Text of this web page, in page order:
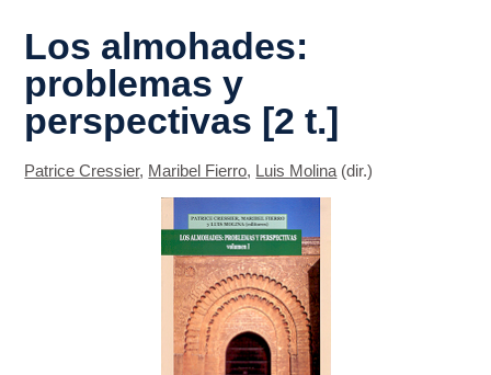
Los almohades:
problemas y
perspectivas [2 t.]
Patrice Cressier, Maribel Fierro, Luis Molina (dir.)